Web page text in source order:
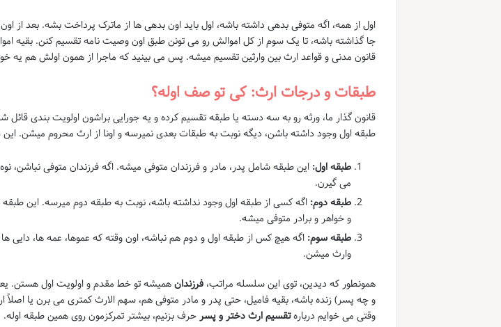
اول از همه، اگه متوفی بدهی داشته باشه، اول باید اون بدهی ها از ماترک پرداخت بشه. بعد از
جا گذاشته باشه، تا یک سوم از کل اموالش رو می تونن طبق اون وصیت نامه تقسیم کنن. بقیه
قانون مدنی و قواعد ارث بین وارثین تقسیم میشه. پس می بینید که ماجرا از همون اولش هم یه
طبقات و درجات ارث: کی تو صف اوله؟
قانون گذار ما، ورثه رو به سه دسته یا طبقه تقسیم کرده و یه جورایی براشون اولویت بندی قائل
طبقه اول وجود داشته باشن، دیگه نوبت به طبقات بعدی نمیرسه و اونا از ارث محروم میشن.
طبقه اول: این طبقه شامل پدر، مادر و فرزندان متوفی میشه. اگه فرزندان متوفی نباشن، نوه
می گیرن.
طبقه دوم: اگه کسی از طبقه اول وجود نداشته باشه، نوبت به طبقه دوم میرسه. این طبقه
و خواهر و برادر متوفی میشه.
طبقه سوم: اگه هیچ کس از طبقه اول و دوم هم نباشه، اون وقته که عموها، عمه ها، دایی
وارث میشن.
همونطور که دیدین، توی این سلسله مراتب،فرزندانهمیشه تو خط مقدم و اولویت اول هستن.
و چه پسر) زنده باشه، بقیه فامیل، حتی پدر و مادر متوفی هم، سهم الارث کمتری می برن یا اصلاً
وقتی می خوایم دربارهتقسیم ارث دختر و پسر حرف بزنیم، بیشتر تمرکزمون روی همین طبقه اوله.